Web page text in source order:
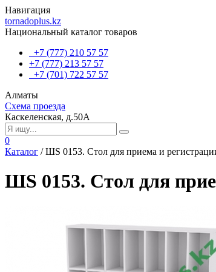
Навигация
tornadoplus.kz
Национальный каталог товаров
+7 (777) 210 57 57
+7 (777) 213 57 57
+7 (701) 722 57 57
Алматы
Схема проезда
Каскеленская, д.50А
0
Каталог /ШS 0153. Стол для приема и
ШS 0153. Стол для